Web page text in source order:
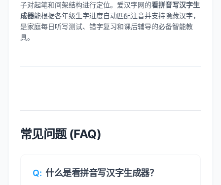
子对起笔和间架结构进行定位。爱汉字网的看拼音写汉字生
成器能根据各年级生字进度自动匹配注音并支持隐藏汉字，
是家庭每日听写测试、错字复习和课后辅导的必备智能教
具。
常见问题 (FAQ)
Q: 什么是看拼音写汉字生成器？